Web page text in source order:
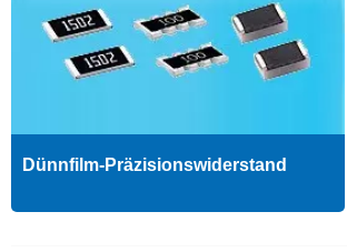
Dünnfilm-Präzisionswiderstand